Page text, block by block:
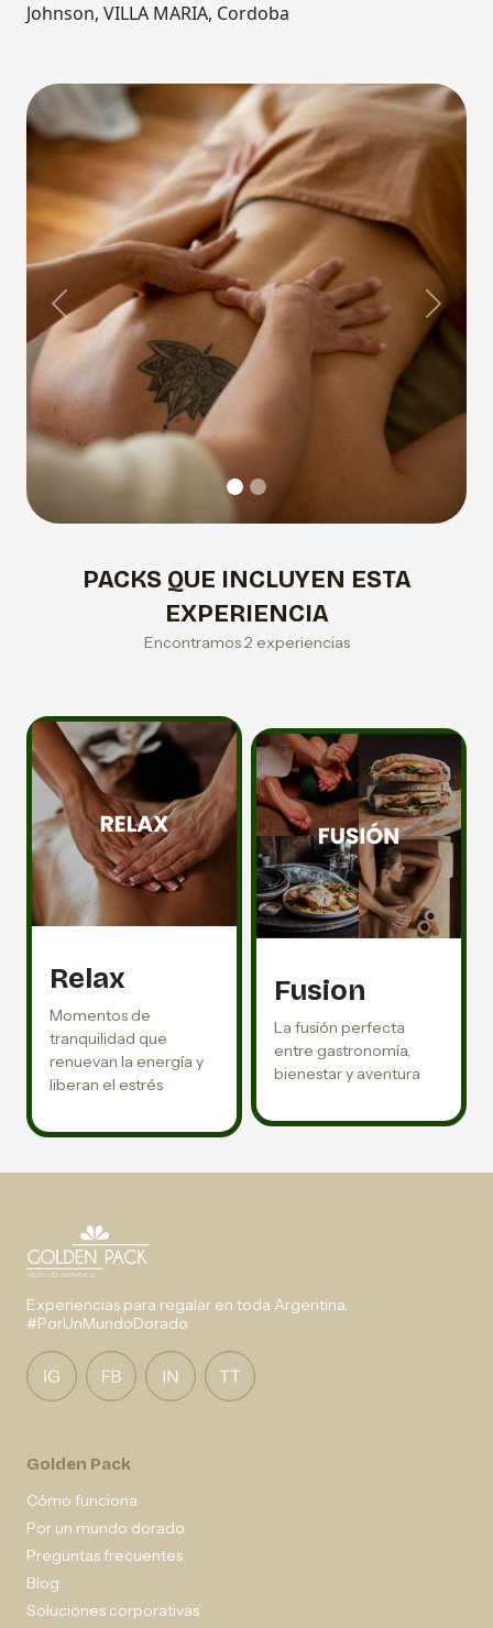
Johnson, VILLA MARIA, Cordoba
Previous Next
PACKS QUE INCLUYEN ESTA
EXPERIENCIA
Encontramos 2 experiencias
Relax
Momentos de
tranquilidad que
renuevan la energía y
liberan el estrés
Fusion
La fusión perfecta
entre gastronomía,
bienestar y aventura
Experiencias para regalar en toda Argentina.
#PorUnMundoDorado
Golden Pack
Cómo funciona
Por un mundo dorado
Preguntas frecuentes
Blog
Soluciones corporativas